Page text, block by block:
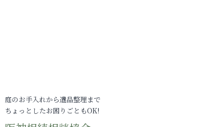
庭のお手入れから遺品整理まで
ちょっとしたお困りごともOK!